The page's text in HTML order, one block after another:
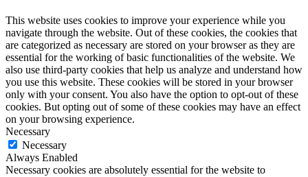
This website uses cookies to improve your experience while you
navigate through the website. Out of these cookies, the cookies that
are categorized as necessary are stored on your browser as they are
essential for the working of basic functionalities of the website. We
also use third-party cookies that help us analyze and understand how
you use this website. These cookies will be stored in your browser
only with your consent. You also have the option to opt-out of these
cookies. But opting out of some of these cookies may have an effect
on your browsing experience.
Necessary
Necessary
Always Enabled
Necessary cookies are absolutely essential for the website to